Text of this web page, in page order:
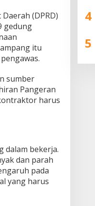
(DPRD)
gedung
itu
sumber
Pangeran
harus
dalam bekerja.
dan parah
pada
yang harus
4
5